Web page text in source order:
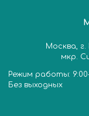
Москва, г.
мкр.
Режим работы:
Без выходных